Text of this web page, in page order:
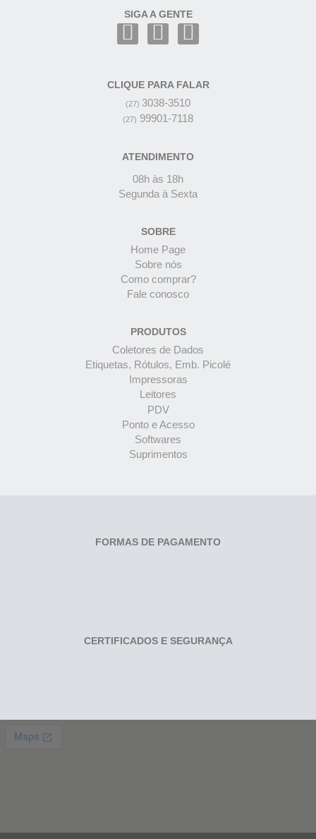
SIGA A GENTE
CLIQUE PARA FALAR
(27) 3038-3510
(27) 99901-7118
ATENDIMENTO
08h às 18h
Segunda à Sexta
SOBRE
Home Page
Sobre nós
Como comprar?
Fale conosco
PRODUTOS
Coletores de Dados
Etiquetas, Rótulos, Emb. Picolé
Impressoras
Leitores
PDV
Ponto e Acesso
Softwares
Suprimentos
FORMAS DE PAGAMENTO
CERTIFICADOS E SEGURANÇA